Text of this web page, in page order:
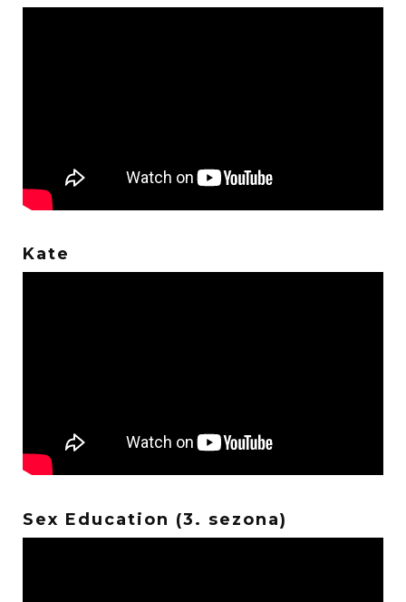
Kate
Sex Education (3. sezona)